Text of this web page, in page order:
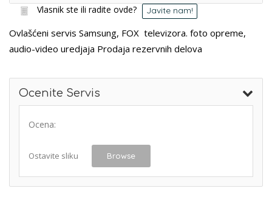
Vlasnik ste ili radite ovde? Javite nam!
Ovlašćeni servis Samsung, FOX televizora. foto opreme,
audio-video uredjaja Prodaja rezervnih delova
Ocenite Servis
Ocena:
Ostavite sliku Browse